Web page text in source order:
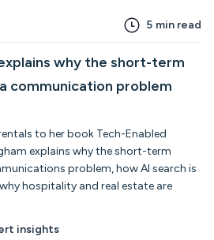
5 min read
why the short-term
communication problem
to her book Tech-Enabled
explains why the short-term
problem, how AI search is
hospitality and real estate are
insights